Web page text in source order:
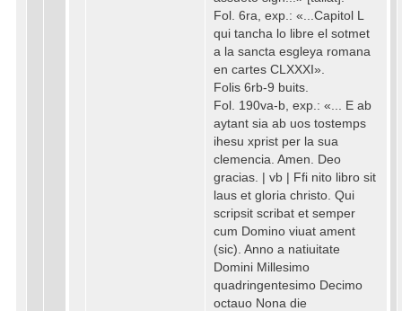
Fol. 6ra, exp.: «...Capitol L
qui tancha lo libre el sotmet
a la sancta esgleya romana
en cartes CLXXXI».
Folis 6rb-9 buits.
Fol. 190va-b, exp.: «... E ab
aytant sia ab uos tostemps
ihesu xprist per la sua
clemencia. Amen. Deo
gracias. | vb | Ffi nito libro sit
laus et gloria christo. Qui
scripsit scribat et semper
cum Domino viuat ament
(sic). Anno a natiuitate
Domini Millesimo
quadringentesimo Decimo
octauo Nona die